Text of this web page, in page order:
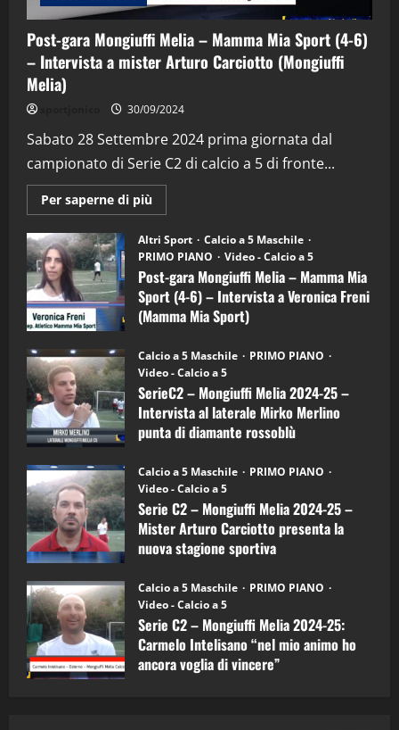
Post-gara Mongiuffi Melia – Mamma Mia Sport (4-6)
– Intervista a mister Arturo Carciotto (Mongiuffi
Melia)
30/09/2024
Sabato 28 Settembre 2024 prima giornata dal
campionato di Serie C2 di calcio a 5 di fronte...
Per saperne di più
informazioni
Post-
gara
Mongiuffi
Melia
–
Mamma
Mia
Sport
6)
–
Intervista
a
mister
Arturo
Carciotto
(Mongiuffi
Altri Sport
Calcio a 5 Maschile
PRIMO PIANO
Video - Calcio a 5
Post-gara Mongiuffi Melia – Mamma Mia
Sport (4-6) – Intervista a Veronica Freni
(Mamma Mia Sport)
Calcio a 5 Maschile
PRIMO PIANO
Video - Calcio a 5
SerieC2 – Mongiuffi Melia 2024-25 –
Intervista al laterale Mirko Merlino
punta di diamante rossoblù
Calcio a 5 Maschile
PRIMO PIANO
Video - Calcio a 5
Serie C2 – Mongiuffi Melia 2024-25 –
Mister Arturo Carciotto presenta la
nuova stagione sportiva
Calcio a 5 Maschile
PRIMO PIANO
Video - Calcio a 5
Serie C2 – Mongiuffi Melia 2024-25:
Carmelo Intelisano “nel mio animo ho
ancora voglia di vincere”
2
“SportEmpire” in Podcast: 29^ Puntata
(Martedi 28 Aprile 2026)
28/04/2026
3
"SportEmpire" in Podcast
“SportEmpire” in Podcast: 28^ Puntata
(Martedi 21 Aprile 2026)
21/04/2026
4
“SportEmpire” in Podcast: 27^ Puntata
(Martedi 14 Aprile 2026)
15/04/2026
5
“SportEmpire” in Podcast: 26^ Puntata
(Martedi 07 Aprile 2026)
08/04/2026
1
“SportEmpire” in Podcast: 30^ Puntata
(Martedi 05 Maggio 2026)
08/05/2026